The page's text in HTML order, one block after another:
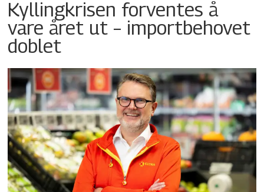
Kyllingkrisen forventes å
vare året ut – importbehovet
doblet